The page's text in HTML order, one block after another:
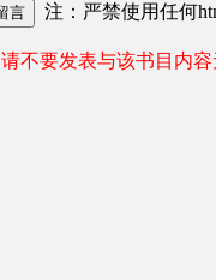
注：严禁使用任何
请不要发表与该书目内